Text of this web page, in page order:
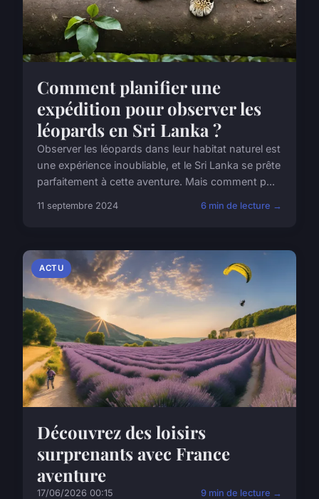
Comment planifier une
expédition pour observer les
léopards en Sri Lanka ?
Observer les léopards dans leur habitat naturel est
une expérience inoubliable, et le Sri Lanka se prête
parfaitement à cette aventure. Mais comment p...
11 septembre 2024 6 min de lecture →
ACTU
Découvrez des loisirs
surprenants avec France
aventure
17/06/2026 00:15 9 min de lecture →